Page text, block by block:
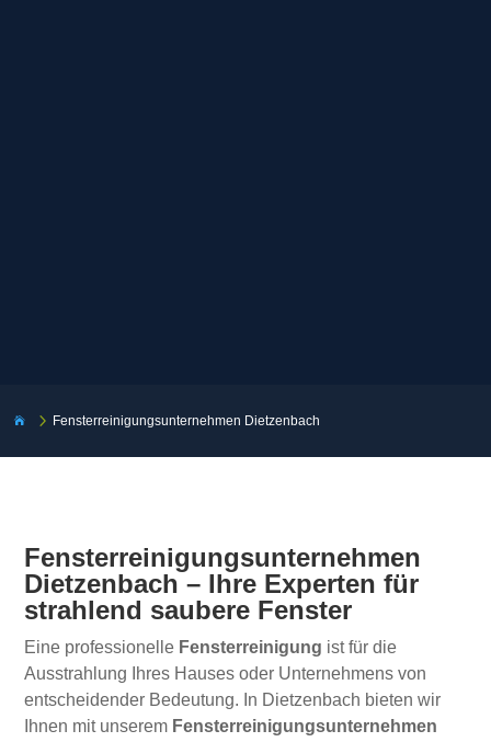
 5 Fensterreinigungsunternehmen Dietzenbach
Fensterreinigungsunternehmen
Dietzenbach – Ihre Experten für
strahlend saubere Fenster
Eine professionelle Fensterreinigung ist für die
Ausstrahlung Ihres Hauses oder Unternehmens von
entscheidender Bedeutung. In Dietzenbach bieten wir
Ihnen mit unserem Fensterreinigungsunternehmen